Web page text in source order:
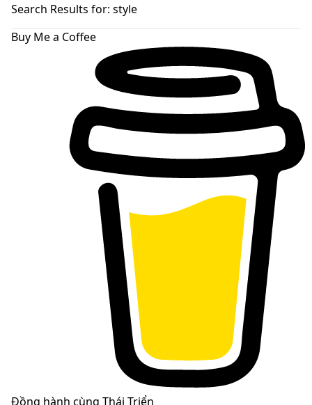
skin
Search Results for: style
Buy Me a Coffee
Đồng hành cùng Thái Triển